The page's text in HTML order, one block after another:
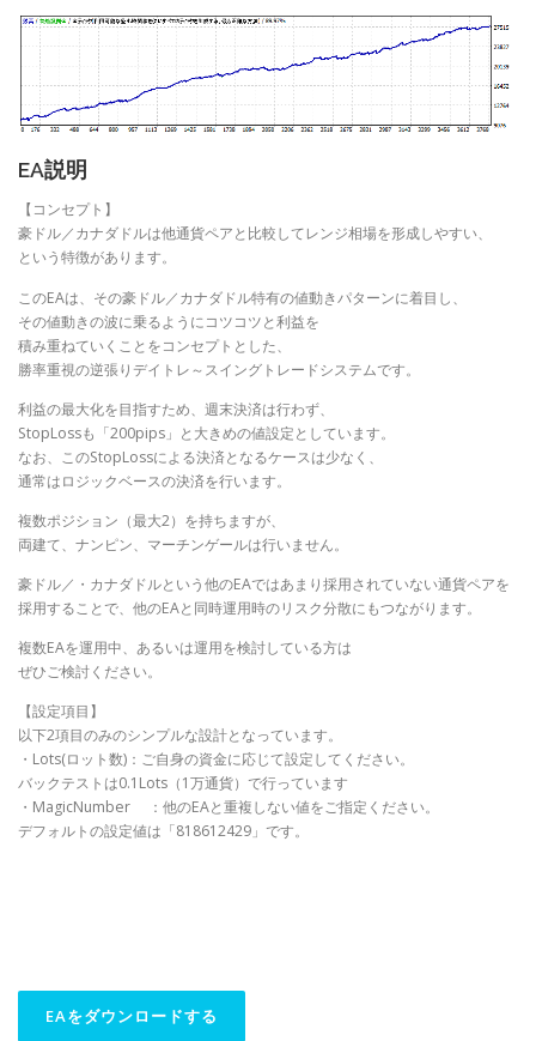
EA説明
【コンセプト】
豪ドル／カナダドルは他通貨ペアと比較してレンジ相場を形成しやすい、
という特徴があります。
このEAは、その豪ドル／カナダドル特有の値動きパターンに着目し、
その値動きの波に乗るようにコツコツと利益を
積み重ねていくことをコンセプトとした、
勝率重視の逆張りデイトレ～スイングトレードシステムです。
利益の最大化を目指すため、週末決済は行わず、
StopLossも「200pips」と大きめの値設定としています。
なお、このStopLossによる決済となるケースは少なく、
通常はロジックベースの決済を行います。
複数ポジション（最大2）を持ちますが、
両建て、ナンピン、マーチンゲールは行いません。
豪ドル／・カナダドルという他のEAではあまり採用されていない通貨ペアを
採用することで、他のEAと同時運用時のリスク分散にもつながります。
複数EAを運用中、あるいは運用を検討している方は
ぜひご検討ください。
【設定項目】
以下2項目のみのシンプルな設計となっています。
・Lots(ロット数)：ご自身の資金に応じて設定してください。
バックテストは0.1Lots（1万通貨）で行っています
・MagicNumber ：他のEAと重複しない値をご指定ください。
デフォルトの設定値は「818612429」です。